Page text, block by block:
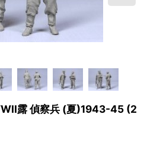
露 偵察兵 (夏)1943-45 (2